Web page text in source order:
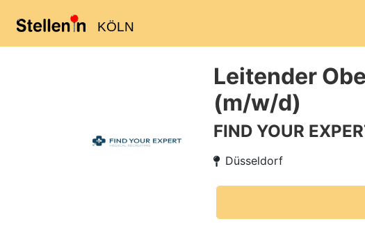
KÖLN
Leitender
(m/w/d)
FIND YOUR
Düsseldorf